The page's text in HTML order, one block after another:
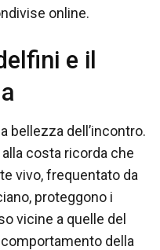
online.
e il
bellezza dell’incontro.
costa ricorda che
vivo, frequentato da
proteggono i
vicine a quelle del
della